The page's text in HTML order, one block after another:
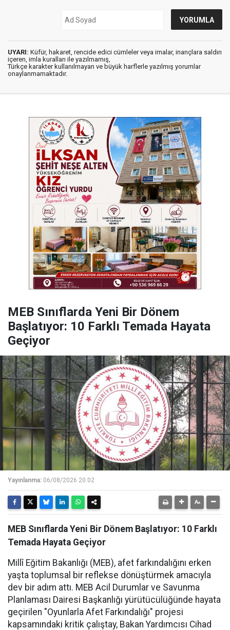
UYARI: Küfür, hakaret, rencide edici cümleler veya imalar, inançlara saldırı
içeren, imla kuralları ile yazılmamış,
Türkçe karakter kullanılmayan ve büyük harflerle yazılmış yorumlar
onaylanmamaktadır.
MEB Sınıflarda Yeni Bir Dönem
Başlatıyor: 10 Farklı Temada Hayata
Geçiyor
Yayınlanma: 06/08/2026 20:02
MEB Sınıflarda Yeni Bir Dönem Başlatıyor: 10 Farklı
Temada Hayata Geçiyor
Millî Eğitim Bakanlığı (MEB), afet farkındalığını erken
yaşta toplumsal bir reflekse dönüştürmek amacıyla
dev bir adım attı. MEB Acil Durumlar ve Savunma
Planlaması Dairesi Başkanlığı yürütücülüğünde hayata
geçirilen "Oyunlarla Afet Farkındalığı" projesi
kapsamındaki kritik çalıştay, Bakan Yardımcısı Cihad